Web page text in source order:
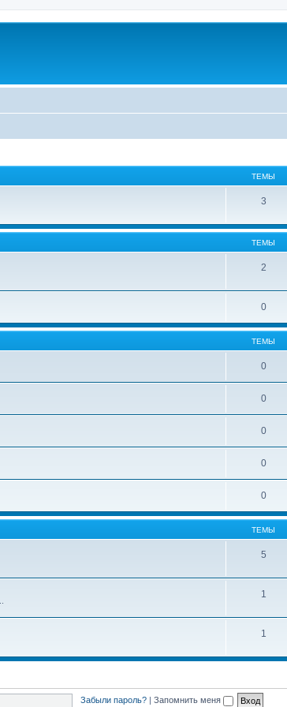
ТЕМЫ
3
ТЕМЫ
2
0
ТЕМЫ
0
0
0
0
0
ТЕМЫ
5
1
1
Забыли пароль? | Запомнить меня